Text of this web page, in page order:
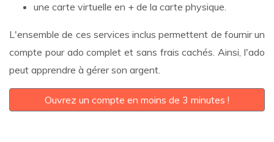
une carte virtuelle en + de la carte physique.
L'ensemble de ces services inclus permettent de fournir un
compte pour ado complet et sans frais cachés. Ainsi, l'ado
peut apprendre à gérer son argent.
Ouvrez un compte en moins de 3 minutes !